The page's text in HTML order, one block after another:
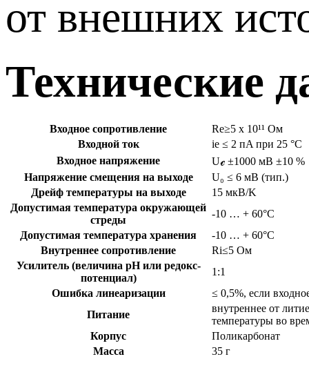
от внешних
Технические
Входное сопротивление
Re≥5 х 10¹¹ Ом
Входной ток
ie ≤ 2 пA при 25 °C
Входное напряжение
Uℯ ±1000 мВ ±10 %
Напряжение смещения на выходе
U₀ ≤ 6 мВ (тип.)
Дрейф температуры на выходе
15 мкВ/K
Допустимая температура окружающей
стреды
-10 … + 60°С
Допустимая температура хранения
-10 … + 60°С
Внутреннее сопротивление
Ri≤5 Ом
Усилитель (величина рН или редокс-
потенциал)
1:1
Ошибка линеаризации
≤ 0,5%, если
Питание
внутреннее от
температуры во
Корпус
Поликарбонат
Масса
35 г